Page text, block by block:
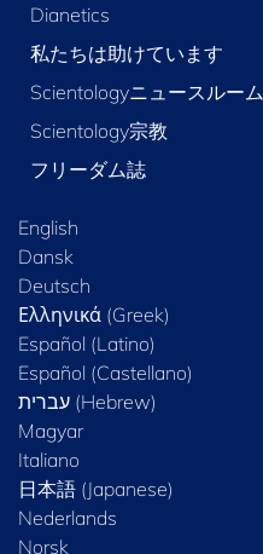
Dianetics
私たちは助けています
Scientologyニュースルーム
Scientology宗教
フリーダム誌
English
Dansk
Deutsch
Ελληνικά (Greek)
Español (Latino)
Español (Castellano)
Magyar
Italiano
日本語 (Japanese)
Nederlands
Norsk